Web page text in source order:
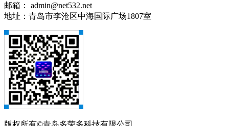
邮箱： admin@net532.net
地址：青岛市李沧区中海国际广场1807室
版权所有©青岛多荣多科技有限公司